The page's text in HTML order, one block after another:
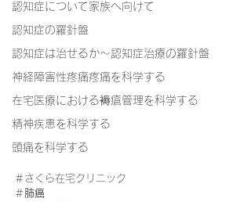
認知症について家族へ向けて
認知症の羅針盤
認知症は治せるか～認知症治療の羅針盤
神経障害性疼痛疼痛を科学する
在宅医療における褥瘡管理を科学する
精神疾患を科学する
頭痛を科学する
＃さくら在宅クリニック
＃ 肺癌